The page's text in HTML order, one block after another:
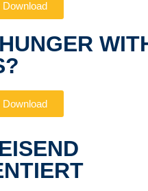
Download
Download